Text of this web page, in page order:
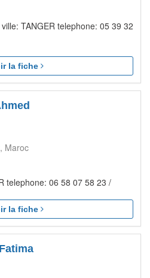
TANGER telephone: 05 39 32
la fiche
Maroc
telephone: 06 58 07 58 23 /
la fiche